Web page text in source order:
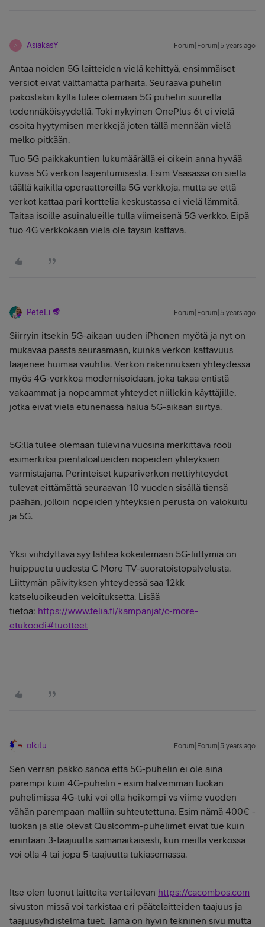
A AsiakasY Forum|Forum|5 years ago
Antaa noiden 5G laitteiden vielä kehittyä, ensimmäiset
versiot eivät välttämättä parhaita. Seuraava puhelin
pakostakin kyllä tulee olemaan 5G puhelin suurella
todennäköisyydellä. Toki nykyinen OnePlus 6t ei vielä
osoita hyytymisen merkkejä joten tällä mennään vielä
melko pitkään.
Tuo 5G paikkakuntien lukumäärällä ei oikein anna hyvää
kuvaa 5G verkon laajentumisesta. Esim Vaasassa on siellä
täällä kaikilla operaattoreilla 5G verkkoja, mutta se että
verkot kattaa pari korttelia keskustassa ei vielä lämmitä.
Taitaa isoille asuinalueille tulla viimeisenä 5G verkko. Eipä
tuo 4G verkkokaan vielä ole täysin kattava.
PeteLi Forum|Forum|5 years ago
Siirryin itsekin 5G-aikaan uuden iPhonen myötä ja nyt on
mukavaa päästä seuraamaan, kuinka verkon kattavuus
laajenee huimaa vauhtia. Verkon rakennuksen yhteydessä
myös 4G-verkkoa modernisoidaan, joka takaa entistä
vakaammat ja nopeammat yhteydet niillekin käyttäjille,
jotka eivät vielä etunenässä halua 5G-aikaan siirtyä.
5G:llä tulee olemaan tulevina vuosina merkittävä rooli
esimerkiksi pientaloalueiden nopeiden yhteyksien
varmistajana. Perinteiset kupariverkon nettiyhteydet
tulevat eittämättä seuraavan 10 vuoden sisällä tiensä
päähän, jolloin nopeiden yhteyksien perusta on valokuitu
ja 5G.
Yksi viihdyttävä syy lähteä kokeilemaan 5G-liittymiä on
huippuetu uudesta C More TV-suoratoistopalvelusta.
Liittymän päivityksen yhteydessä saa 12kk
katseluoikeuden veloituksetta. Lisää
tietoa: https://www.telia.fi/kampanjat/c-more-
etukoodi#tuotteet
olkitu Forum|Forum|5 years ago
Sen verran pakko sanoa että 5G-puhelin ei ole aina
parempi kuin 4G-puhelin - esim halvemman luokan
puhelimissa 4G-tuki voi olla heikompi vs viime vuoden
vähän parempaan malliin suhteutettuna. Esim nämä 400€ -
luokan ja alle olevat Qualcomm-puhelimet eivät tue kuin
enintään 3-taajuutta samanaikaisesti, kun meillä verkossa
voi olla 4 tai jopa 5-taajuutta tukiasemassa.
Itse olen luonut laitteita vertailevan https://cacombos.com
sivuston missä voi tarkistaa eri päätelaitteiden taajuus ja
taajuusyhdistelmä tuet. Tämä on hyvin tekninen sivu mutta